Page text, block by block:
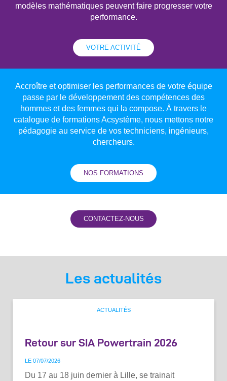
modèles mathématiques peuvent faire progresser votre
performance.
VOTRE ACTIVITÉ
Accroître et optimiser les performances de votre équipe
passe par le développement des compétences des
hommes et des femmes qui la compose. À travers le
catalogue de formations Acsystème, nous mettons notre
pédagogie au service de vos techniciens, ingénieurs,
chercheurs.
NOS FORMATIONS
Les actualités
ACTUALITÉS
Retour sur SIA Powertrain 2026
LE 07/07/2026
Du 17 au 18 juin dernier à Lille, se trainait